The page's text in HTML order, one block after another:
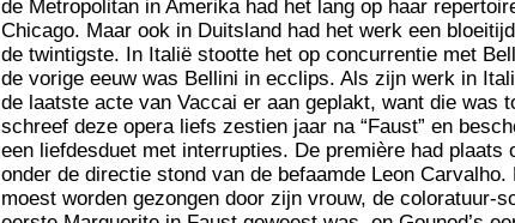
de Metropolitan in Amerika had het lang op haar
Chicago. Maar ook in Duitsland had het werk een
de twintigste. In Italië stootte het op concurrentie met
de vorige eeuw was Bellini in ecclips. Als zijn werk in
de laatste acte van Vaccai er aan geplakt, want die was
schreef deze opera liefs zestien jaar na “Faust” en
een liefdesduet met interrupties. De première had plaats
onder de directie stond van de befaamde Leon
moest worden gezongen door zijn vrouw, de coloratuur-